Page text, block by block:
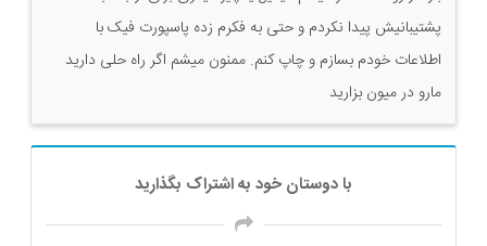
پشتیبانیش پیدا نکردم و حتی به فکرم زده پاسپورت فیک با
اطلاعات خودم بسازم و چاپ کنم. ممنون میشم اگر راه حلی دارید
مارو در میون بزارید
با دوستان خود به اشتراک بگذارید